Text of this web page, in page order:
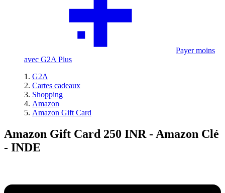
Payer moins
avec G2A Plus
G2A
Cartes cadeaux
Shopping
Amazon
Amazon Gift Card
Amazon Gift Card 250 INR - Amazon Clé
- INDE